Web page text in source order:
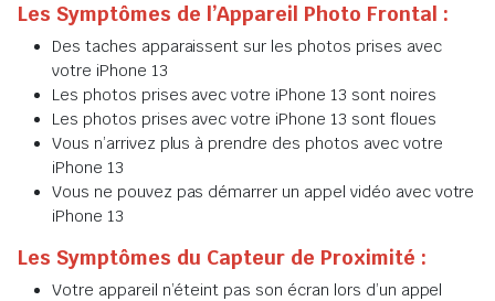
Les Symptômes de l’Appareil Photo Frontal :
Des taches apparaissent sur les photos prises avec
votre iPhone 13
Les photos prises avec votre iPhone 13 sont noires
Les photos prises avec votre iPhone 13 sont floues
Vous n’arrivez plus à prendre des photos avec votre
iPhone 13
Vous ne pouvez pas démarrer un appel vidéo avec votre
iPhone 13
Les Symptômes du Capteur de Proximité :
Votre appareil n’éteint pas son écran lors d’un appel